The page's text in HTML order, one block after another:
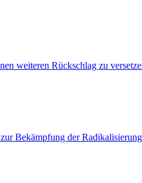
weiteren Rückschlag zu
Bekämpfung der Radikalisierung